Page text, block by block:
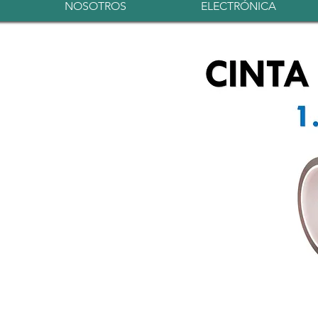
NOSOTROS ELECTRÓNICA